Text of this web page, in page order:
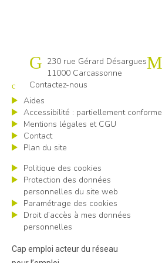
Cap emploi 11
230 rue Gérard Désargues
11000 Carcassonne
Contactez-nous
Aides
Accessibilité : partiellement conforme
Mentions légales et CGU
Contact
Plan du site
Politique des cookies
Protection des données
personnelles du site web
Paramétrage des cookies
Droit d’accès à mes données
personnelles
Cap emploi acteur du réseau